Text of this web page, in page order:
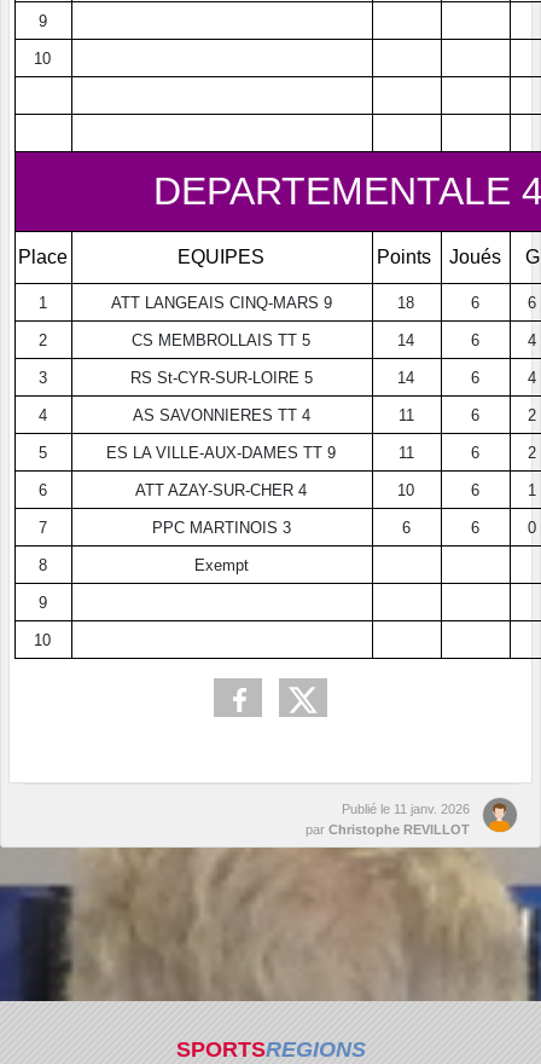
9
10
DEPARTEMENTALE
Place EQUIPES Points Joués G
1 ATT LANGEAIS CINQ-MARS 9 18 6 6
2 CS MEMBROLLAIS TT 5 14 6 4
3 RS St-CYR-SUR-LOIRE 5 14 6 4
4 AS SAVONNIERES TT 4 11 6 2
5 ES LA VILLE-AUX-DAMES TT 9 11 6 2
6 ATT AZAY-SUR-CHER 4 10 6 1
7 PPC MARTINOIS 3 6 6 0
8 Exempt
9
10
Publié le 11 janv. 2026
par Christophe REVILLOT
SPORTSREGIONS